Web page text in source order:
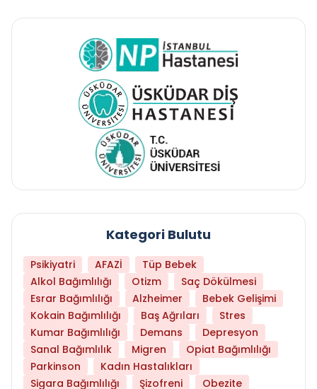
Kategori Bulutu
Psikiyatri AFAZİ
Tüp Bebek
Alkol Bağımlılığı
Otizm
Saç Dökülmesi
Esrar Bağımlılığı
Alzheimer
Bebek Gelişimi
Kokain Bağımlılığı
Baş Ağrıları
Stres
Kumar Bağımlılığı
Demans
Depresyon
Sanal Bağımlılık
Migren
Opiat Bağımlılığı
Parkinson
Kadın Hastalıkları
Sigara Bağımlılığı
Şizofreni Obezite